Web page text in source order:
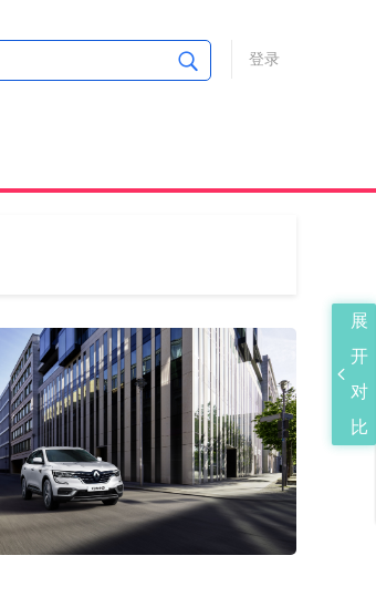
登录
展
开
对
比